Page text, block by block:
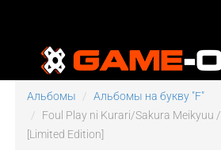
Альбомы
Альбомы на букву "F"
Foul Play ni Kurari/Sakura Meikyuu
[Limited Edition]